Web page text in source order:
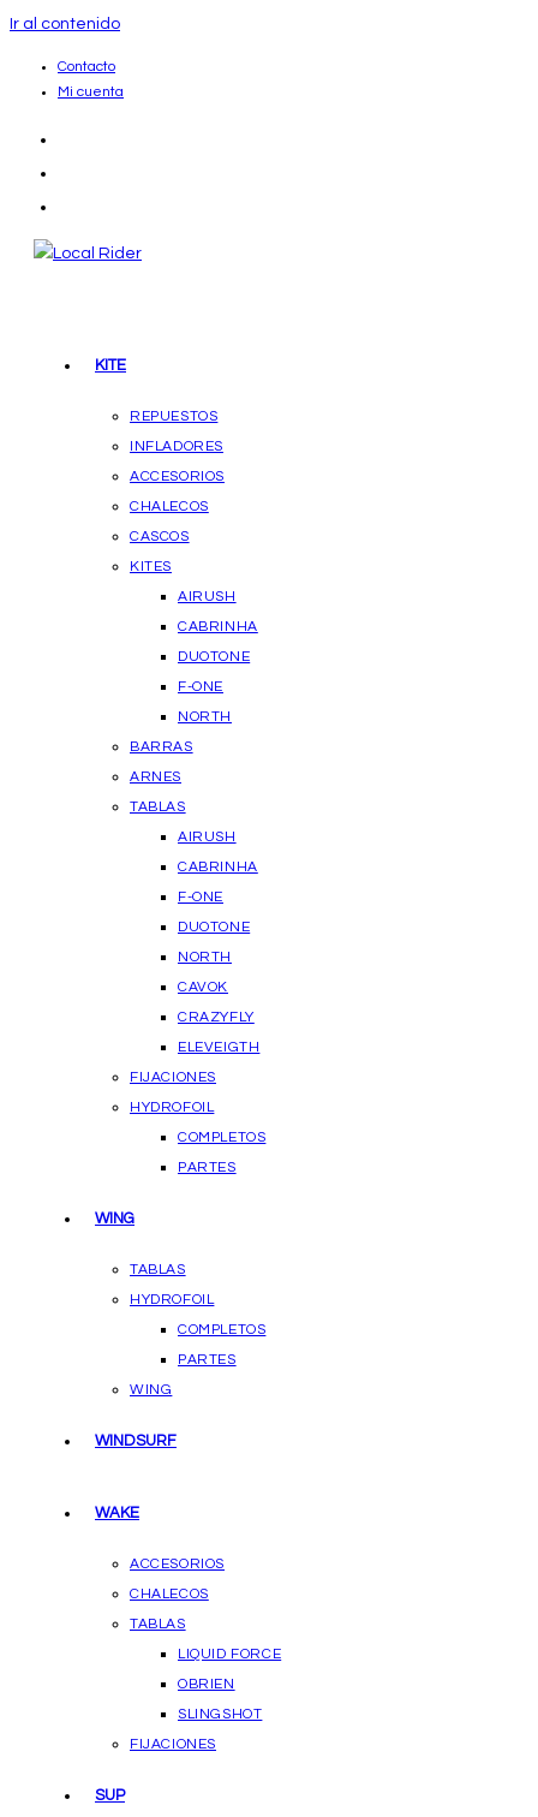
Ir al contenido
Contacto
Mi cuenta
KITE
REPUESTOS
INFLADORES
ACCESORIOS
CHALECOS
CASCOS
KITES
AIRUSH
CABRINHA
DUOTONE
F-ONE
NORTH
BARRAS
ARNES
TABLAS
AIRUSH
CABRINHA
F-ONE
DUOTONE
NORTH
CAVOK
CRAZYFLY
ELEVEIGTH
FIJACIONES
HYDROFOIL
COMPLETOS
PARTES
WING
TABLAS
HYDROFOIL
COMPLETOS
PARTES
WING
WINDSURF
WAKE
ACCESORIOS
CHALECOS
TABLAS
LIQUID FORCE
OBRIEN
SLINGSHOT
FIJACIONES
SUP